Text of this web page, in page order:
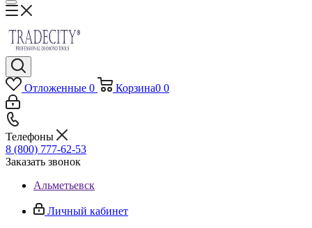
Отложенные 0 Корзина0 0
Телефоны
8 (800) 777-62-53
Заказать звонок
Альметьевск
Личный кабинет